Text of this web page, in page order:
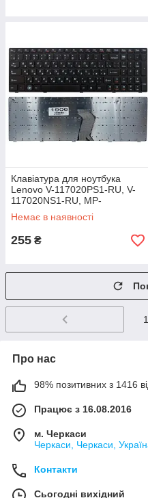
Клавіатура для ноутбука
Lenovo V-117020PS1-RU, V-
117020NS1-RU, MP-
10A33SU-686D, MP-
10A33SU-686C
Немає в наявності
255 ₴
1
Про нас
98% позитивних з 1416
Працює з 16.08.2016
м. Черкаси
Черкаси, Черкаси,
Контакти
Сьогодні вихідний